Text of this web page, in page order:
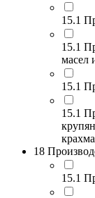
15.1
15.1
масел
15.1
15.1
18
15.1